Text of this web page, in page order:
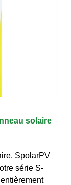
solaire
SpolarPV
série S-